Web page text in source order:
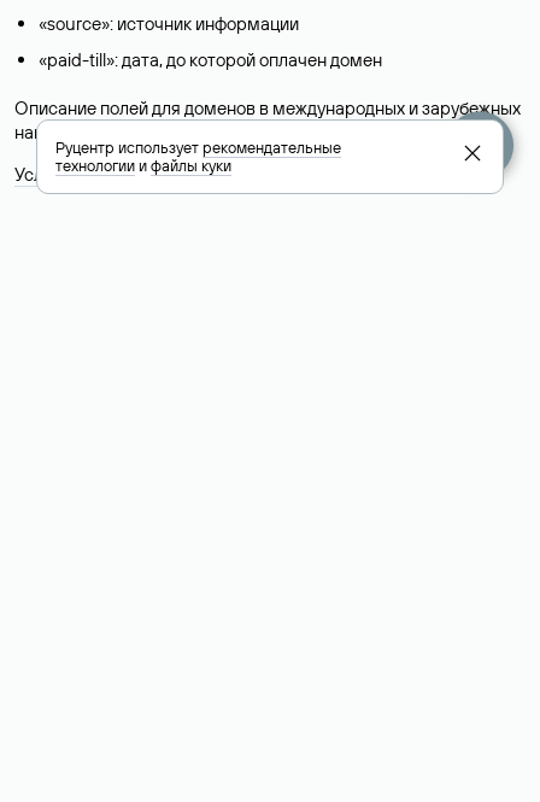
«source»: источник информации
«paid-till»: дата, до которой оплачен домен
Описание полей для доменов в международных и зарубежных
национальных доменах представлены в разделе «
».
Условия использования Whois-сервиса
Руцентр используетрекомендательные
технологииифайлы куки